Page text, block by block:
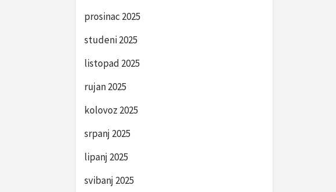
prosinac 2025
studeni 2025
listopad 2025
rujan 2025
kolovoz 2025
srpanj 2025
lipanj 2025
svibanj 2025